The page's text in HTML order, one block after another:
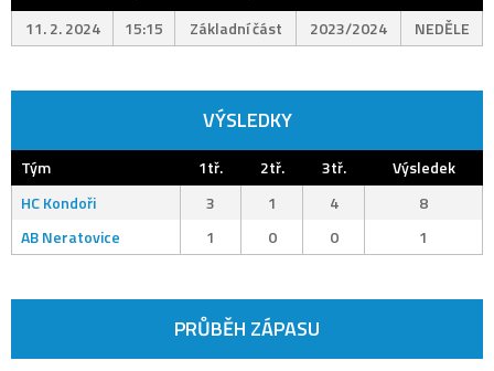
11. 2. 2024
15:15 Základní část 2023/2024 NEDĚLE
VÝSLEDKY
Tým 1tř. 2tř. 3tř.
Výsledek
HC Kondoři
3 1 4
8
AB Neratovice
1 0 0 1
PRŮBĚH ZÁPASU